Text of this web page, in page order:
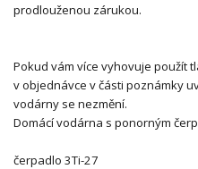
prodlouženou zárukou.
Pokud vám více vyhovuje použít
v objednávce v části poznámky
vodárny se nezmění.
Domácí vodárna s ponorným
čerpadlo 3Ti-27